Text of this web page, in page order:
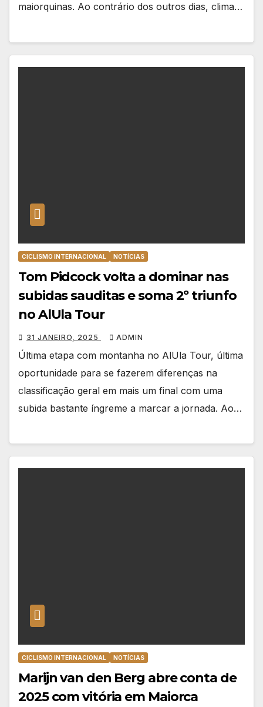
maiorquinas. Ao contrário dos outros dias, clima…
CICLISMO INTERNACIONAL NOTÍCIAS
Tom Pidcock volta a dominar nas
subidas sauditas e soma 2º triunfo
no AlUla Tour
31 JANEIRO, 2025 ADMIN
Última etapa com montanha no AlUla Tour, última
oportunidade para se fazerem diferenças na
classificação geral em mais um final com uma
subida bastante íngreme a marcar a jornada. Ao…
CICLISMO INTERNACIONAL NOTÍCIAS
Marijn van den Berg abre conta de
2025 com vitória em Maiorca